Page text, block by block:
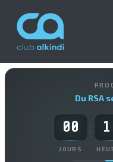
Du RSA
00
JOURS
: